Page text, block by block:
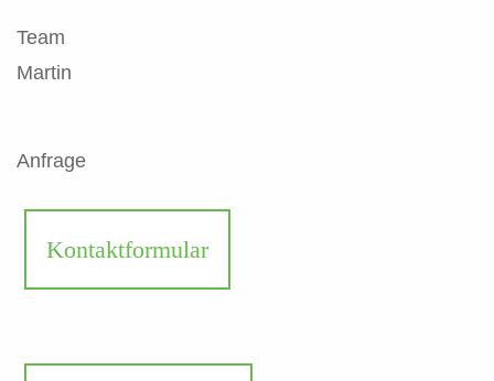
Team
Martin
Anfrage
Kontaktformular